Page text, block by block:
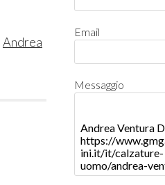
Andrea
Email
Messaggio